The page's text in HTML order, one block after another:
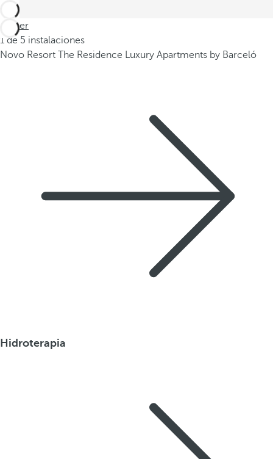
Volver
1 de 5 instalaciones
Novo Resort The Residence Luxury Apartments by Barceló
Hidroterapia